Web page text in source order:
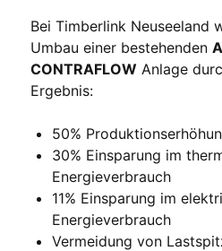
Bei Timberlink Neuseeland
Umbau einer bestehenden
CONTRAFLOW Anlage
Ergebnis:
50%
30% Einsparung im
Energieverbrauch
11% Einsparung im
Energieverbrauch
Vermeidung von